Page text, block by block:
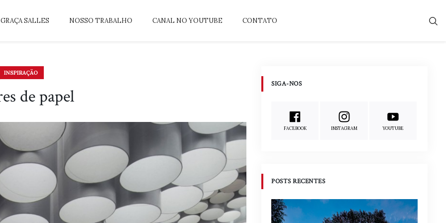
GRAÇA SALLES NOSSO TRABALHO CANAL NO YOUTUBE CONTATO
INSPIRAÇÃO
de papel
SIGA-NOS
FACEBOOK INSTAGRAM YOUTUBE
POSTS RECENTES